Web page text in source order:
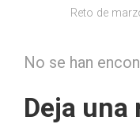
Reto de
No se han
Deja una